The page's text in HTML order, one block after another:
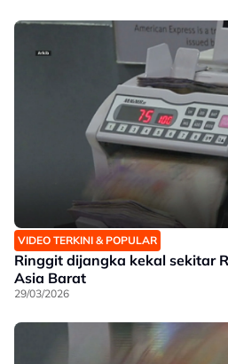
VIDEO TERKINI & POPULAR
Ringgit dijangka kekal sekitar
Asia Barat
29/03/2026